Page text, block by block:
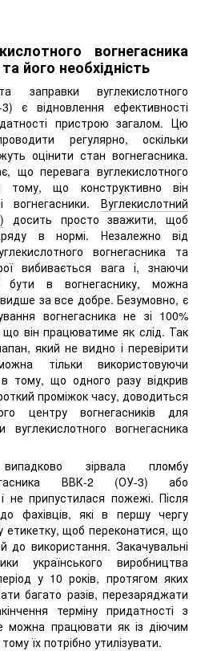
вогнегасника
його необхідність
вуглекислотного
є відновлення ефективності
пристрою загалом. Цю
регулярно, оскільки
оцінити стан вогнегасника.
що перевага вуглекислотного
тому, що конструктивно він
вогнегасники. Вуглекислотний
досить просто зважити, щоб
в нормі. Незалежно від
вогнегасника та
вибивається вага і, знаючи
в вогнегаснику, можна
за все добре. Безумовно, є
вогнегасника не зі 100%
що він працюватиме як слід. Так
який не видно і перевірити
тільки використовуючи
тому, що одного разу відкрив
проміжок часу, доводиться
центру вогнегасників для
вогнегасника
зірвала пломбу
ВВК-2 (ОУ-3) або
не припустилася пожежі. Після
фахівців, які в першу чергу
етикетку, щоб переконатися, що
до використання. Закачувальні
українського виробництва
у 10 років, протягом яких
багато разів, перезаряджати
терміну придатності з
можна працювати як із діючим
їх потрібно утилізувати.